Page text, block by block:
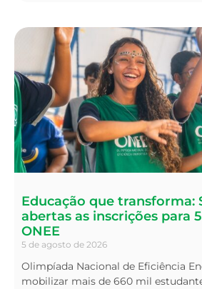
Educação que transforma:
abertas as inscrições para
ONEE
5 de agosto de 2026
Olimpíada Nacional de Eficiência
mobilizar mais de 660 mil